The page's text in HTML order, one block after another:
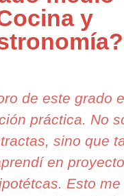
y
de este grado
práctica. No
sino que
en
Esto